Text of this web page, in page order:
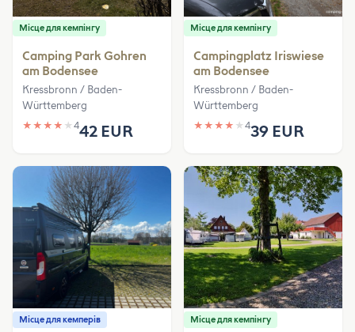
Місце для кемпінгу
Camping Park Gohren
am Bodensee
Kressbronn / Baden-
Württemberg
★ ★ ★ ★ ★ 442 EUR
Місце для кемпінгу
Campingplatz Iriswiese
am Bodensee
Kressbronn / Baden-
Württemberg
★ ★ ★ ★ ★ 439 EUR
Місце для кемперів Місце для кемпінгу